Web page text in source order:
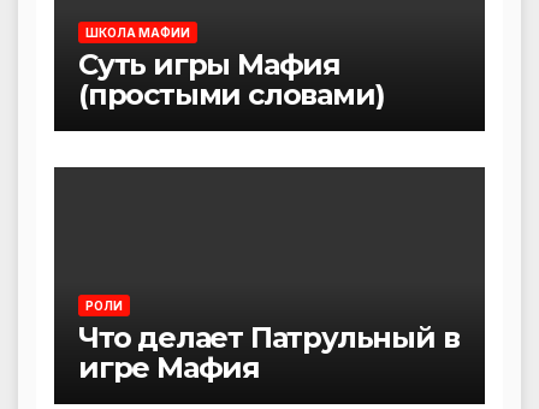
ШКОЛА МАФИИ
Суть игры Мафия
(простыми словами)
РОЛИ
Что делает Патрульный в
игре Мафия